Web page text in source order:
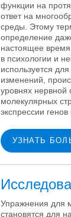
функции на
ответ на
среды. Этому
определение
настоящее
в психологии и
используется
изменений,
уровнях нервной
молекулярных
экспрессии
УЗНАТЬ
Упражнения для
становятся для